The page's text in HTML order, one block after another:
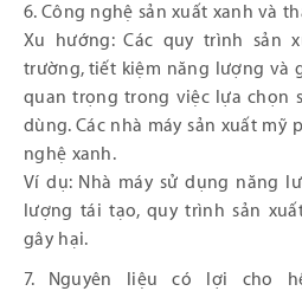
6. Công nghệ sản xuất xanh và
Xu hướng: Các quy trình sản
trường, tiết kiệm năng lượng và
quan trọng trong việc lựa chọn
dùng. Các nhà máy sản xuất mỹ
nghệ xanh.
Ví dụ: Nhà máy sử dụng năng
lượng tái tạo, quy trình sản
gây hại.
7. Nguyên liệu có lợi cho